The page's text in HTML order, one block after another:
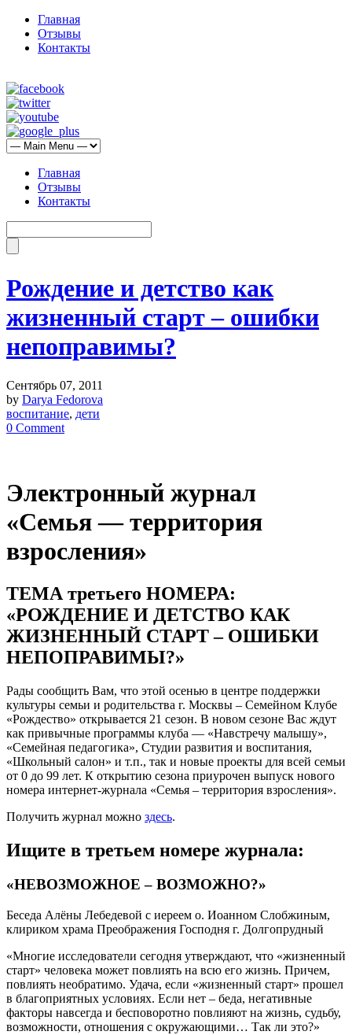
Главная
Отзывы
Контакты
Главная
Отзывы
Контакты
Рождение и детство как
жизненный старт – ошибки
непоправимы?
Сентябрь 07, 2011
by Darya Fedorova
воспитание, дети
0 Comment
Электронный журнал
«Семья — территория
взросления»
ТЕМА третьего НОМЕРА:
«РОЖДЕНИЕ И ДЕТСТВО КАК
ЖИЗНЕННЫЙ СТАРТ – ОШИБКИ
НЕПОПРАВИМЫ?»
Рады сообщить Вам, что этой осенью в центре поддержки
культуры семьи и родительства г. Москвы – Семейном Клубе
«Рождество» открывается 21 сезон. В новом сезоне Вас ждут
как привычные программы клуба — «Навстречу малышу»,
«Семейная педагогика», Студии развития и воспитания,
«Школьный салон» и т.п., так и новые проекты для всей семьи
от 0 до 99 лет. К открытию сезона приурочен выпуск нового
номера интернет-журнала «Семья – территория взросления».
Получить журнал можно здесь.
Ищите в третьем номере журнала:
«НЕВОЗМОЖНОЕ – ВОЗМОЖНО?»
Беседа Алёны Лебедевой с иереем о. Иоанном Слобжиным,
клириком храма Преображения Господня г. Долгопрудный
«Многие исследователи сегодня утверждают, что «жизненный
старт» человека может повлиять на всю его жизнь. Причем,
повлиять необратимо. Удача, если «жизненный старт» прошел
в благоприятных условиях. Если нет – беда, негативные
факторы навсегда и бесповоротно повлияют на жизнь, судьбу,
возможности, отношения с окружающими… Так ли это?»